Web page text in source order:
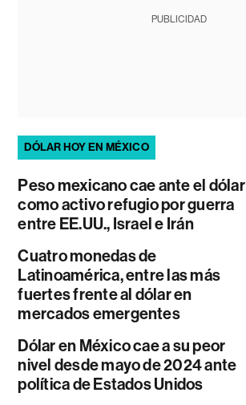
PUBLICIDAD
DÓLAR HOY EN MÉXICO
Peso mexicano cae ante el dólar
como activo refugio por guerra
entre EE.UU., Israel e Irán
Cuatro monedas de
Latinoamérica, entre las más
fuertes frente al dólar en
mercados emergentes
Dólar en México cae a su peor
nivel desde mayo de 2024 ante
política de Estados Unidos